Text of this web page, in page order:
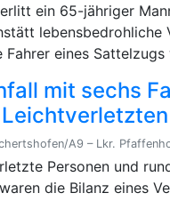
ein 65-jähriger
lebensbedrohliche
Fahrer eines
mit sechs
A9 – Lkr.
Personen und
die Bilanz eines